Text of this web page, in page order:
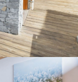
piste dans les Alpes